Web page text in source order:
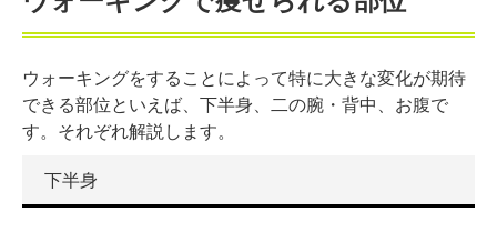
ウォーキングをすることによって特に大きな変化が期待
できる部位といえば、下半身、二の腕・背中、お腹で
す。それぞれ解説します。
下半身